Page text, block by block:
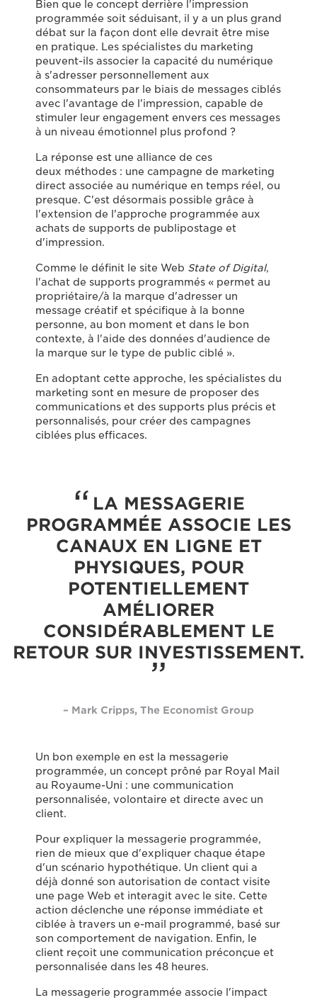
Bien que le concept derrière l'impression
programmée soit séduisant, il y a un plus grand
débat sur la façon dont elle devrait être mise
en pratique. Les spécialistes du marketing
peuvent-ils associer la capacité du numérique
à s'adresser personnellement aux
consommateurs par le biais de messages ciblés
avec l'avantage de l'impression, capable de
stimuler leur engagement envers ces messages
à un niveau émotionnel plus profond ?
La réponse est une alliance de ces
deux méthodes : une campagne de marketing
direct associée au numérique en temps réel, ou
presque. C'est désormais possible grâce à
l'extension de l'approche programmée aux
achats de supports de publipostage et
d'impression.
Comme le définit le site Web State of Digital,
l'achat de supports programmés « permet au
propriétaire/à la marque d'adresser un
message créatif et spécifique à la bonne
personne, au bon moment et dans le bon
contexte, à l'aide des données d'audience de
la marque sur le type de public ciblé ».
En adoptant cette approche, les spécialistes du
marketing sont en mesure de proposer des
communications et des supports plus précis et
personnalisés, pour créer des campagnes
ciblées plus efficaces.
LA MESSAGERIE
PROGRAMMÉE ASSOCIE LES
CANAUX EN LIGNE ET
PHYSIQUES, POUR
POTENTIELLEMENT
AMÉLIORER
CONSIDÉRABLEMENT LE
RETOUR SUR INVESTISSEMENT.
– Mark Cripps, The Economist Group
Un bon exemple en est la messagerie
programmée, un concept prôné par Royal Mail
au Royaume-Uni : une communication
personnalisée, volontaire et directe avec un
client.
Pour expliquer la messagerie programmée,
rien de mieux que d'expliquer chaque étape
d'un scénario hypothétique. Un client qui a
déjà donné son autorisation de contact visite
une page Web et interagit avec le site. Cette
action déclenche une réponse immédiate et
ciblée à travers un e-mail programmé, basé sur
son comportement de navigation. Enfin, le
client reçoit une communication préconçue et
personnalisée dans les 48 heures.
La messagerie programmée associe l'impact